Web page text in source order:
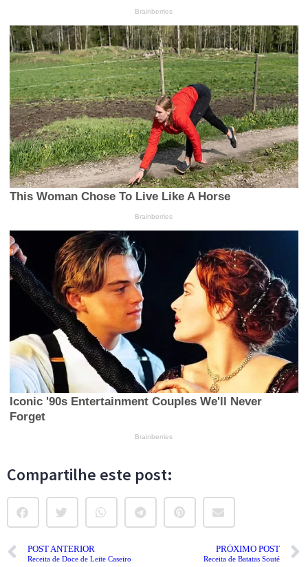
Compartilhe este post:
POST ANTERIOR
Receita de Doce de Leite Caseiro
PRÓXIMO POST
Receita de Batatas Souté